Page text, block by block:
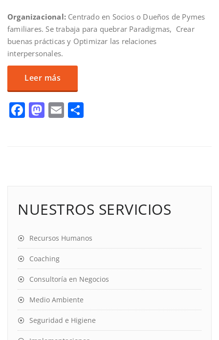
Organizacional: Centrado en Socios o Dueños de Pymes
familiares. Se trabaja para quebrar Paradigmas, Crear
buenas prácticas y Optimizar las relaciones
interpersonales.
Leer más
Facebook
Mastodon
Email
NUESTROS SERVICIOS
Recursos Humanos
Coaching
Consultoría en Negocios
Medio Ambiente
Seguridad e Higiene